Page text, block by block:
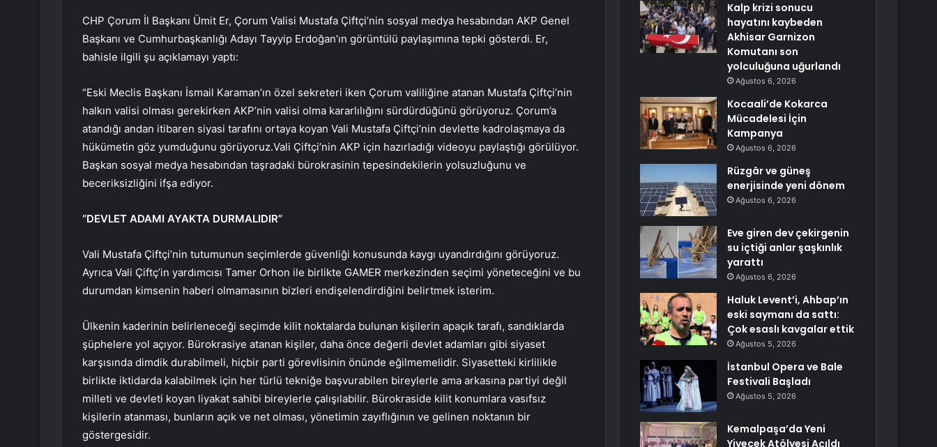
CHP Çorum İl Başkanı Ümit Er, Çorum Valisi Mustafa Çiftçi’nin sosyal medya hesabından AKP Genel
Başkanı ve Cumhurbaşkanlığı Adayı Tayyip Erdoğan’ın görüntülü paylaşımına tepki gösterdi. Er,
bahisle ilgili şu açıklamayı yaptı:
“Eski Meclis Başkanı İsmail Karaman’ın özel sekreteri iken Çorum valiliğine atanan Mustafa Çiftçi’nin
halkın valisi olması gerekirken AKP’nin valisi olma kararlılığını sürdürdüğünü görüyoruz. Çorum’a
atandığı andan itibaren siyasi tarafını ortaya koyan Vali Mustafa Çiftçi’nin devlette kadrolaşmaya da
hükümetin göz yumduğunu görüyoruz.Vali Çiftçi’nin AKP için hazırladığı videoyu paylaştığı görülüyor.
Başkan sosyal medya hesabından taşradaki bürokrasinin tepesindekilerin yolsuzluğunu ve
beceriksizliğini ifşa ediyor.
“DEVLET ADAMI AYAKTA DURMALIDIR”
Vali Mustafa Çiftçi’nin tutumunun seçimlerde güvenliği konusunda kaygı uyandırdığını görüyoruz.
Ayrıca Vali Çiftç’in yardımcısı Tamer Orhon ile birlikte GAMER merkezinden seçimi yöneteceğini ve bu
durumdan kimsenin haberi olmamasının bizleri endişelendirdiğini belirtmek isterim.
Ülkenin kaderinin belirleneceği seçimde kilit noktalarda bulunan kişilerin apaçık tarafı, sandıklarda
şüphelere yol açıyor. Bürokrasiye atanan kişiler, daha önce değerli devlet adamları gibi siyaset
karşısında dimdik durabilmeli, hiçbir parti görevlisinin önünde eğilmemelidir. Siyasetteki kirlilikle
birlikte iktidarda kalabilmek için her türlü tekniğe başvurabilen bireylerle ama arkasına partiyi değil
milleti ve devleti koyan liyakat sahibi bireylerle çalışılabilir. Bürokraside kilit konumlara vasıfsız
kişilerin atanması, bunların açık ve net olması, yönetimin zayıflığının ve gelinen noktanın bir
göstergesidir.
Kalp krizi sonucu
hayatını kaybeden
Akhisar Garnizon
Komutanı son
yolculuğuna uğurlandı
Ağustos 6, 2026
Kocaali’de Kokarca
Mücadelesi İçin
Kampanya
Ağustos 6, 2026
Rüzgâr ve güneş
enerjisinde yeni dönem
Ağustos 6, 2026
Eve giren dev çekirgenin
su içtiği anlar şaşkınlık
yarattı
Ağustos 6, 2026
Haluk Levent’i, Ahbap’ın
eski saymanı da sattı:
Çok esaslı kavgalar ettik
Ağustos 5, 2026
İstanbul Opera ve Bale
Festivali Başladı
Ağustos 5, 2026
Kemalpaşa’da Yeni
Yiyecek Atölyesi Açıldı